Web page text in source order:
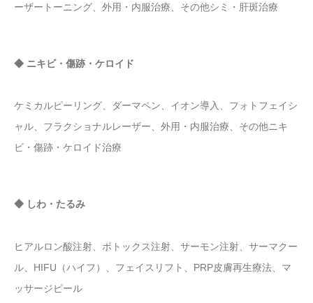
ーザートーニング、外用・内服治療、その他シミ・肝斑治療
◆ ニキビ・傷跡・ケロイド
ケミカルピーリング、ダーマペン、イオン導入、フォトフェイシ
ャル、フラクショナルレーザー、外用・内服治療、その他ニキ
ビ・傷跡・ケロイド治療
◆ しわ・たるみ
ヒアルロン酸注射、ボトックス注射、サーモン注射、サーマクー
ル、HIFU（ハイフ）、フェイスリフト、PRP皮膚再生療法、マ
ッサージピール